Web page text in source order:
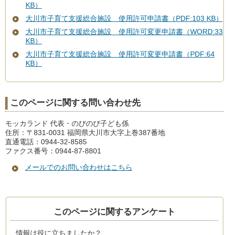
KB）
大川市子育て支援総合施設 使用許可申請書（PDF:103 KB）
大川市子育て支援総合施設 使用許可変更申請書（WORD:33
KB）
大川市子育て支援総合施設 使用許可変更申請書（PDF:64
KB）
このページに関する問い合わせ先
モッカランド 代表・のびのび子ども係
住所：〒831-0031 福岡県大川市大字上巻387番地
直通電話：0944-32-8585
ファクス番号：0944-87-8801
メールでのお問い合わせはこちら
このページに関するアンケート
情報は役に立ちましたか？